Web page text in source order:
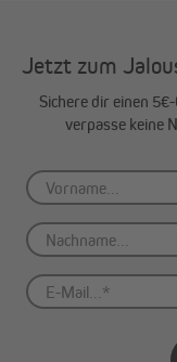
Jetzt zum
Sichere dir einen
verpasse keine